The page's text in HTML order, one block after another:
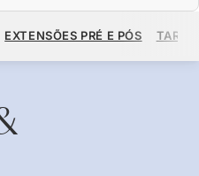
14.481
EXTENSÕES PRÉ E PÓS